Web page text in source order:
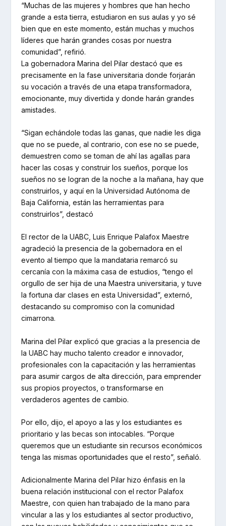
“Muchas de las mujeres y hombres que han hecho
grande a esta tierra, estudiaron en sus aulas y yo sé
bien que en este momento, están muchas y muchos
líderes que harán grandes cosas por nuestra
comunidad”, refirió.
La gobernadora Marina del Pilar destacó que es
precisamente en la fase universitaria donde forjarán
su vocación a través de una etapa transformadora,
emocionante, muy divertida y donde harán grandes
amistades.
“Sigan echándole todas las ganas, que nadie les diga
que no se puede, al contrario, con ese no se puede,
demuestren como se toman de ahí las agallas para
hacer las cosas y construir los sueños, porque los
sueños no se logran de la noche a la mañana, hay que
construirlos, y aquí en la Universidad Autónoma de
Baja California, están las herramientas para
construirlos”, destacó
El rector de la UABC, Luis Enrique Palafox Maestre
agradeció la presencia de la gobernadora en el
evento al tiempo que la mandataria remarcó su
cercanía con la máxima casa de estudios, “tengo el
orgullo de ser hija de una Maestra universitaria, y tuve
la fortuna dar clases en esta Universidad”, externó,
destacando su compromiso con la comunidad
cimarrona.
Marina del Pilar explicó que gracias a la presencia de
la UABC hay mucho talento creador e innovador,
profesionales con la capacitación y las herramientas
para asumir cargos de alta dirección, para emprender
sus propios proyectos, o transformarse en
verdaderos agentes de cambio.
Por ello, dijo, el apoyo a las y los estudiantes es
prioritario y las becas son intocables. “Porque
queremos que un estudiante sin recursos económicos
tenga las mismas oportunidades que el resto”, señaló.
Adicionalmente Marina del Pilar hizo énfasis en la
buena relación institucional con el rector Palafox
Maestre, con quien han trabajado de la mano para
vincular a las y los estudiantes al sector productivo,